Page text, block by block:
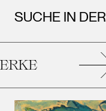
SUCHE IN